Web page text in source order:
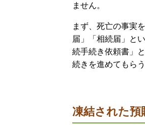
ません。
まず、死亡の事実
届」「相続届」と
続手続き依頼書」
続きを進めてもら
凍結された預